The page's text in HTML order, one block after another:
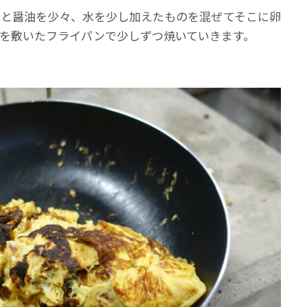
醤油を少々、水を少し加えたものを混ぜてそこに卵
敷いたフライパンで少しずつ焼いていきます。